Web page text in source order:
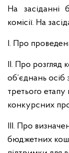
На засіданні
комісії. На
І. Про
ІІ. Про
об’єднань осіб
третього
конкурсних
ІІІ. Про
бюджетних